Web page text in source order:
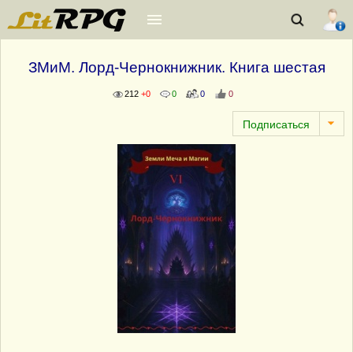
ЗМиМ. Лорд-Чернокнижник. Книга шестая
212 +0 0 0 0